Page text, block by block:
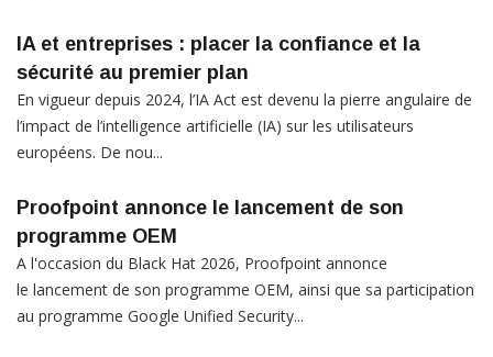
IA et entreprises : placer la confiance et la
sécurité au premier plan
En vigueur depuis 2024, l’IA Act est devenu la pierre angulaire de
l’impact de l’intelligence artificielle (IA) sur les utilisateurs
européens. De nou...
Proofpoint annonce le lancement de son
programme OEM
A l'occasion du Black Hat 2026, Proofpoint annonce
le lancement de son programme OEM, ainsi que sa participation
au programme Google Unified Security...